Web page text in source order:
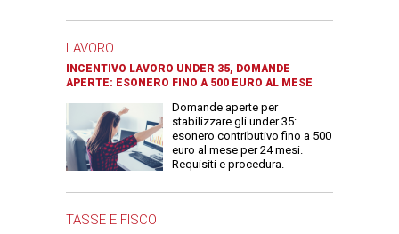
LAVORO
INCENTIVO LAVORO UNDER 35, DOMANDE
APERTE: ESONERO FINO A 500 EURO AL MESE
Domande aperte per
stabilizzare gli under 35:
esonero contributivo fino a 500
euro al mese per 24 mesi.
Requisiti e procedura.
TASSE E FISCO